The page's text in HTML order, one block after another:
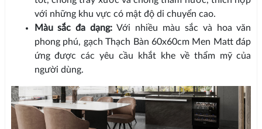
với những khu vực có mật độ di chuyển cao.
Màu sắc đa dạng: Với nhiều màu sắc và hoa văn
phong phú, gạch Thạch Bàn 60x60cm Men Matt đáp
ứng được các yêu cầu khắt khe về thẩm mỹ của
người dùng.